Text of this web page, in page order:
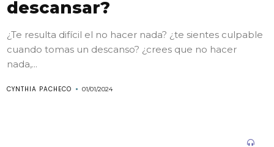
descansar?
¿Te resulta difícil el no hacer nada? ¿te sientes culpable
cuando tomas un descanso? ¿crees que no hacer
nada,...
CYNTHIA PACHECO 01/01/2024